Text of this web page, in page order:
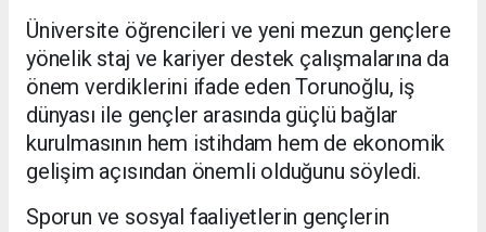
Üniversite öğrencileri ve yeni mezun gençlere
yönelik staj ve kariyer destek çalışmalarına da
önem verdiklerini ifade eden Torunoğlu, iş
dünyası ile gençler arasında güçlü bağlar
kurulmasının hem istihdam hem de ekonomik
gelişim açısından önemli olduğunu söyledi.
Sporun ve sosyal faaliyetlerin gençlerin